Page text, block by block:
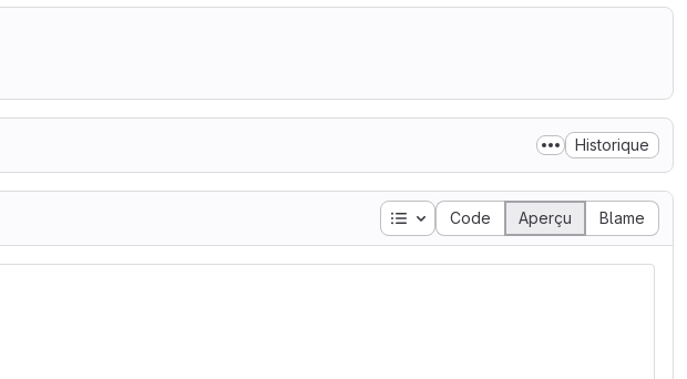
Historique
Table des matières
Code Aperçu Blame